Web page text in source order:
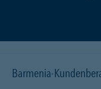
Barmenia-